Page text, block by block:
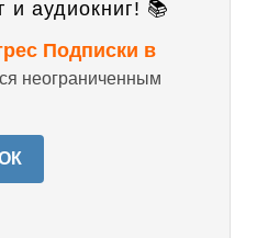
и аудиокниг! 📚
Подписки в
неограниченным